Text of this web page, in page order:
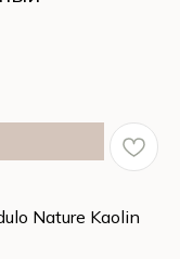
Nature Kaolin